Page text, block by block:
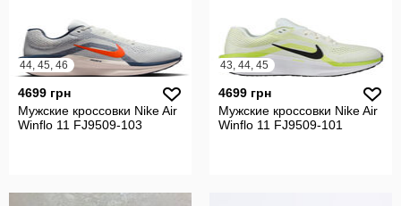
44, 45, 46
4699 грн
Мужские кроссовки Nike Air
Winflo 11 FJ9509-103
43, 44, 45
4699 грн
Мужские кроссовки Nike Air
Winflo 11 FJ9509-101